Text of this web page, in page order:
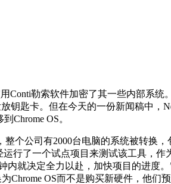
Conti勒索软件加密了其一些内部系
钥匙卡。但在今天的一份新闻稿中，
Chrome OS。
个公司有2000台电脑的系统被转换
行了一个试点项目来测试该工具，
就决定全力以赴，加快项目的进度
Chrome OS而不是购买新硬件，他们